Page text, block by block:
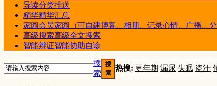
导读分类推送
精华精华汇总
家园会员家园（可自建博客、相册、记录心情、广播、
高级搜索高级全文搜索
智能辨证智能协助自诊
搜
索
搜
索
热搜: 更年期 漏尿 失眠 盗汗